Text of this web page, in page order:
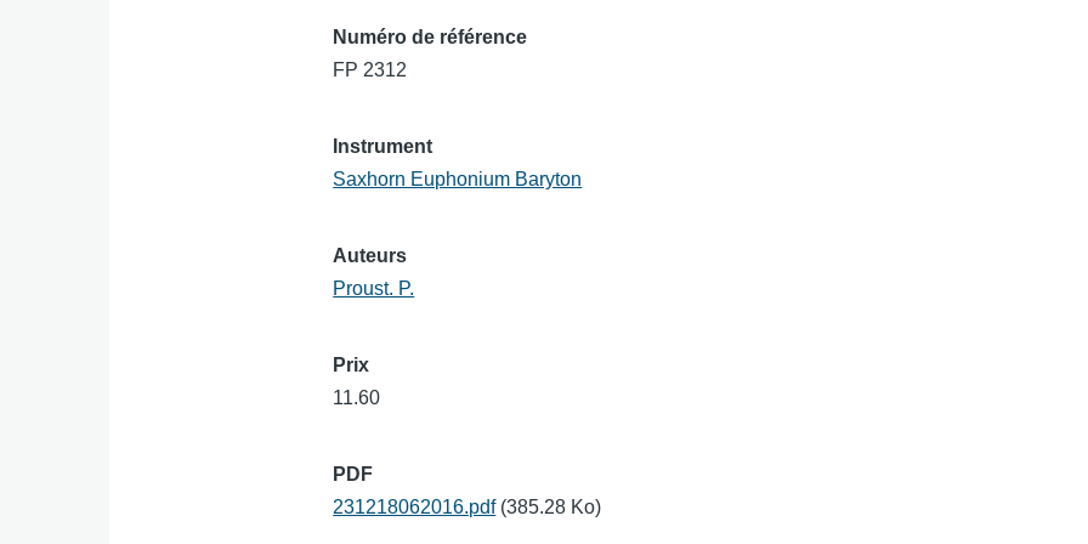
Numéro de référence
FP 2312
Instrument
Saxhorn Euphonium Baryton
Auteurs
Proust. P.
Prix
11.60
PDF
231218062016.pdf (385.28 Ko)